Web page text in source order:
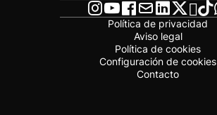
Política de privacidad
Aviso legal
Política de cookies
Configuración de cookies
Contacto